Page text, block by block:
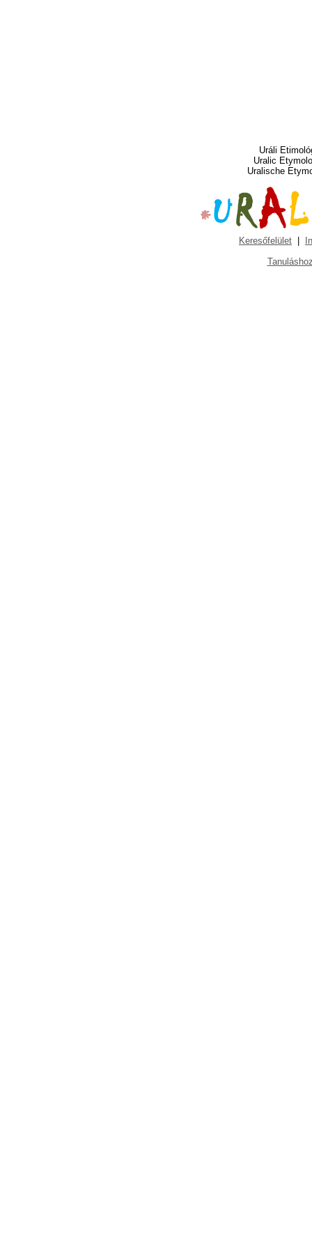
Uráli
Uralic
Uralische
Keresőfelület